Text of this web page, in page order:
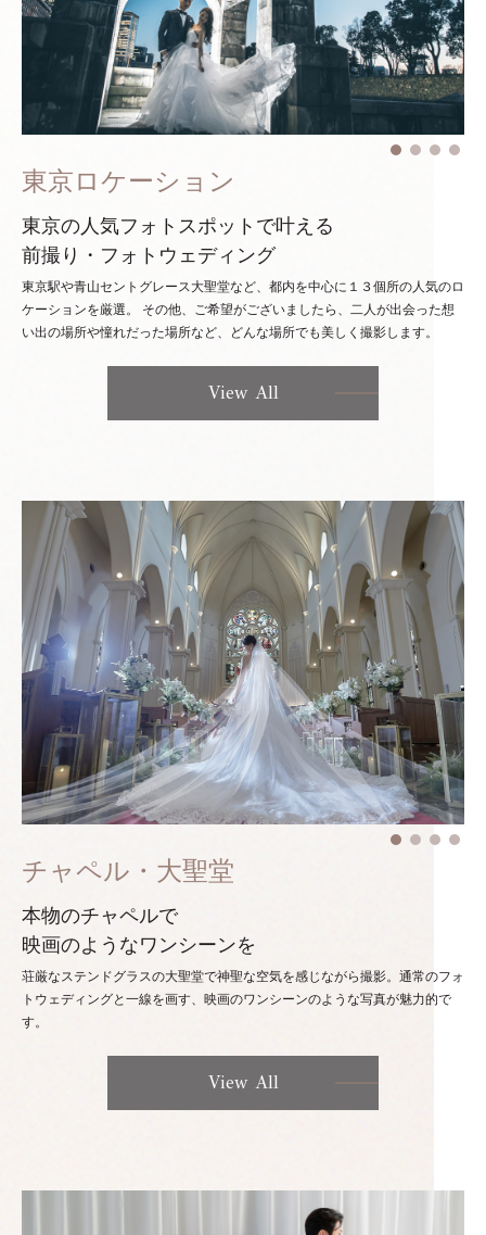
東京ロケーション
東京の人気フォトスポットで叶える
前撮り・フォトウェディング
東京駅や青山セントグレース大聖堂など、都内を中心に１３個所の人気のロ
ケーションを厳選。 その他、ご希望がございましたら、二人が出会った想
い出の場所や憧れだった場所など、どんな場所でも美しく撮影します。
View All
チャペル・大聖堂
本物のチャペルで
映画のようなワンシーンを
荘厳なステンドグラスの大聖堂で神聖な空気を感じながら撮影。通常のフォ
トウェディングと一線を画す、映画のワンシーンのような写真が魅力的で
す。
View All